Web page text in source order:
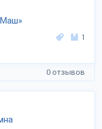
1
0 отзывов